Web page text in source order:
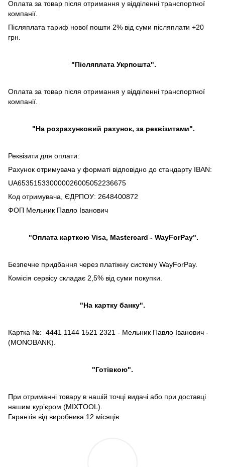
Оплата за товар після отримання у відділенні транспортної
компанії.
Післяплата тариф нової пошти 2% від суми післяплати +20
грн.
"Післяплата Укрпошта".
Оплата за товар після отримання у відділенні транспортної
компанії.
"На розрахунковий рахунок, за реквізитами".
Реквізити для оплати:
Рахунок отримувача у форматі відповідно до стандарту IBAN:
UA653515330000026005052236675
Код отримувача, ЄДРПОУ: 2648400872
ФОП Мельник Павло Іванович
"Оплата карткою Visa, Mastercard - WayForPay".
Безпечне придбання через платіжну систему WayForPay.
Комісія сервісу складає 2,5% від суми покупки.
"На картку банку".
Картка №: 4441 1144 1521 2321 - Мельник Павло Іванович -
(MONOBANK).
"Готівкою".
При отриманні товару в нашій точці видачі або при доставці
нашим кур’єром (MIXTOOL).
Гарантія від виробника 12 місяців.